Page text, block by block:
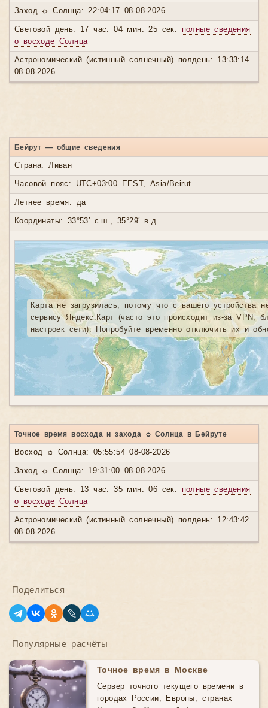
Заход ☼ Солнца: 22:04:17 08-08-2026
Световой день: 17 час. 04 мин. 25 сек. полные сведения
о восходе Солнца
Астрономический (истинный солнечный) полдень: 13:33:14
08-08-2026
Бейрут — общие сведения
Страна: Ливан
Часовой пояс: UTC+03:00 EEST, Asia/Beirut
Летнее время: да
Координаты: 33°53′ с.ш., 35°29′ в.д.
Карта не загрузилась, потому что с вашего устройства
сервису Яндекс.Карт (часто это происходит из-за VPN,
настроек сети). Попробуйте временно отключить их и
Точное время восхода и захода ☼ Солнца в Бейруте
Восход ☼ Солнца: 05:55:54 08-08-2026
Заход ☼ Солнца: 19:31:00 08-08-2026
Световой день: 13 час. 35 мин. 06 сек. полные сведения
о восходе Солнца
Астрономический (истинный солнечный) полдень: 12:43:42
08-08-2026
Поделиться
Популярные расчёты
Точное время в Москве
Сервер точного текущего времени в
городах России, Европы, странах